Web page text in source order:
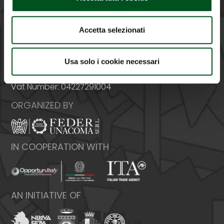
Accetta selezionati
Usa solo i cookie necessari
Italy - 00159 Roma - Via Venafro, 5
info@federunacoma.it
Web:www.federunacoma.it
Vat Number: 04227291004
ORGANIZED BY
IN COOPERATION WITH
AN INITIATIVE OF